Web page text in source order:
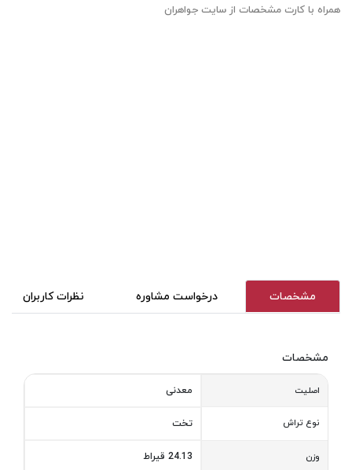
همراه با کارت مشخصات از سایت جواهران
مشخصات درخواست مشاوره نظرات کاربران
مشخصات
اصلیت معدنی
نوع تراش تخت
وزن 24.13 قیراط